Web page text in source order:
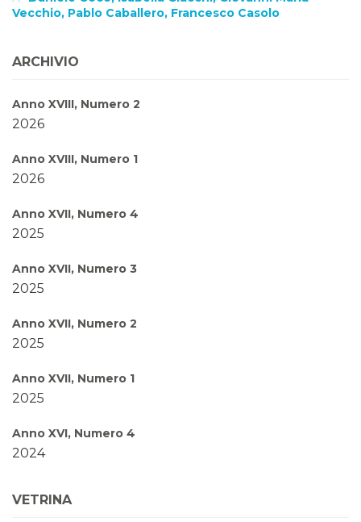
Vecchio, Pablo Caballero, Francesco Casolo
ARCHIVIO
Anno XVIII, Numero 2
2026
Anno XVIII, Numero 1
2026
Anno XVII, Numero 4
2025
Anno XVII, Numero 3
2025
Anno XVII, Numero 2
2025
Anno XVII, Numero 1
2025
Anno XVI, Numero 4
2024
2024
VETRINA